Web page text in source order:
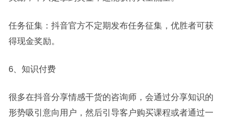
任务征集：抖音官方不定期发布任务征集，优胜者可获
得现金奖励。
6、知识付费
很多在抖音分享情感干货的咨询师，会通过分享知识的
形势吸引意向用户，然后引导客户购买课程或者通过一